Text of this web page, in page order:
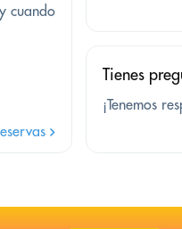
cuando
Tienes
¡Tenemos